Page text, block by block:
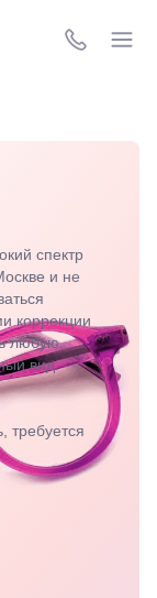
8 (800) 511-
спектр
и не
коррекции
любую
вид.
требуется